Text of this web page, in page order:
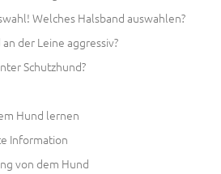
Welches Halsband auswahlen?
der Leine aggressiv?
Schutzhund?
Hund lernen
Information
von dem Hund